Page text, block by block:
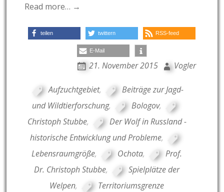
Read more… →
teilen twittern RSS-feed
E-Mail
21. November 2015 Vogler
Aufzuchtgebiet,
Beiträge zur Jagd-
und Wildtierforschung, Bologov,
Christoph Stubbe,
Der Wolf in Russland -
historische Entwicklung und Probleme,
Lebensraumgröße, Ochota,
Prof.
Dr. Christoph Stubbe,
Spielplätze der
Welpen,
Territoriumsgrenze